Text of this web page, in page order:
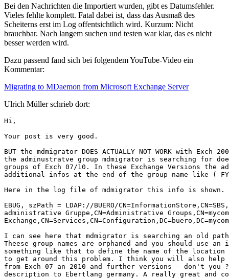
Bei den Nachrichten die Importiert wurden, gibt es Datumsfehler.
Vieles fehlte komplett. Fatal dabei ist, dass das Ausmaß des
Scheiterns erst im Log offentsichtlich wird. Kurzum: Nicht
brauchbar. Nach langem suchen und testen war klar, das es nicht
besser werden wird.
Dazu passend fand sich bei folgendem YouTube-Video ein
Kommentar:
Migrating to MDaemon from Microsoft Exchange Server
Ulrich Müller schrieb dort:
Hi,
Your post is very good.
BUT the mdmigrator DOES ACTUALLY NOT WORK with Exch
the adminustratve group mdmigrator is searching for
groups of Exch 07/10. In these Exchange Versions the
additional infos at the end of the group name like (
Here in the log file of mdmigrator this info is shown.
EBUG, szPath = LDAP://BUERO/
administrative Gruppe,CN=Administrative
I can see here that mdmigrator is searching an old
Theese group names are orphaned and you should use
something like that to define the name of the location
to get around this problem. I think you will also help
from Exch 07 an 2010 and further versions - don't you
description to Ebertlang germany. A really great and